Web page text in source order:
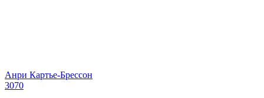
Анри Картье-Брессон
3070